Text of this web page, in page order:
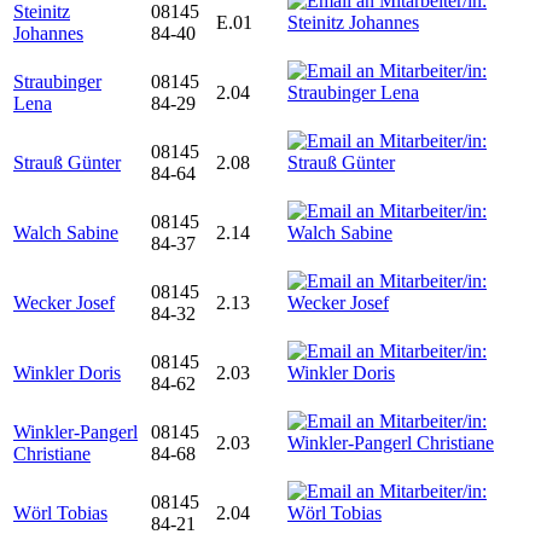
Steinitz
Johannes
08145
84-40
E.01
Straubinger
Lena
08145
84-29
2.04
Strauß Günter
08145
84-64
2.08
Walch Sabine
08145
84-37
2.14
Wecker Josef
08145
84-32
2.13
Winkler Doris
08145
84-62
2.03
Winkler-Pangerl
Christiane
08145
84-68
2.03
Wörl Tobias
08145
84-21
2.04